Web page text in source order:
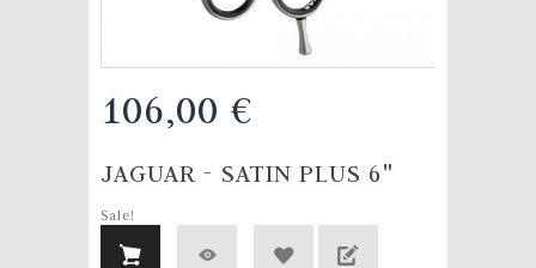
106,00 €
JAGUAR - SATIN PLUS 6"
Sale!